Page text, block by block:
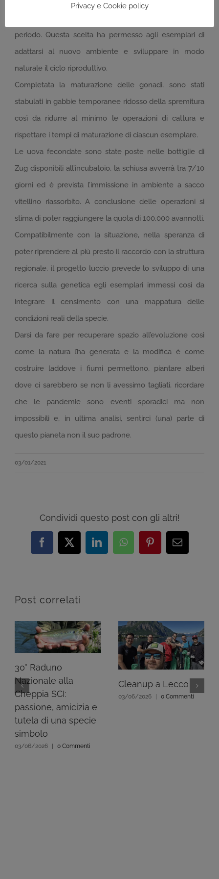
periodo. Questa scelta ha permesso agli esemplari di
adattarsi al nuovo ambiente e sviluppare in modo
naturale il ciclo riproduttivo.
Completata la maturazione delle gonadi, sono stati
stabulati in gabbie temporanee ridosso della spremitura
così da ridurre al minimo le operazioni di cattura e
rispettare i tempi di maturazione di ciascun esemplare.
Le uova fecondate sono state poste nelle bottiglie di
Zug disponibili all’incubatoio, la schiusa avverrà tra 7/10
giorni ed è prevista l’immissione in ambiente a sacco
vitellino riassorbito. A conclusione delle operazioni si
stima di poter raggiungere la quota di 100.000 avannotti.
Compatibilmente con la situazione, nella speranza di
poter riprendere al più presto il raccordo con la struttura
regionale, il progetto luccio prevede lo sviluppo di una
ricerca sulla genetica egli esemplari immessi così da
integrare il censimento con una mappatura delle
condizioni reali della specie.
Darsi da fare per recuperare spazio all’evoluzione così
come la natura l’ha generata e la modifica è come
costruire laddove i fiumi permettono, piantare alberi
dove ci sarebbero se non li avessimo tagliati, ricordare
che le pandemie sono eventi sporadici ma non
impossibili e, in ultima analisi, sentirci (una) parte di
questo pianeta non il suo padrone.
03/01/2021
Condividi questo post con gli altri!
Facebook
X LinkedInWhatsAppPinterestEmail
Post correlati
30° Raduno
Nazionale alla
Cheppia SCI:
passione, amicizia e
tutela di una specie
simbolo
03/06/2026 | 0 Commenti
Cleanup a Lecco
03/06/2026 | 0 Commenti
Privacy e Cookie policy